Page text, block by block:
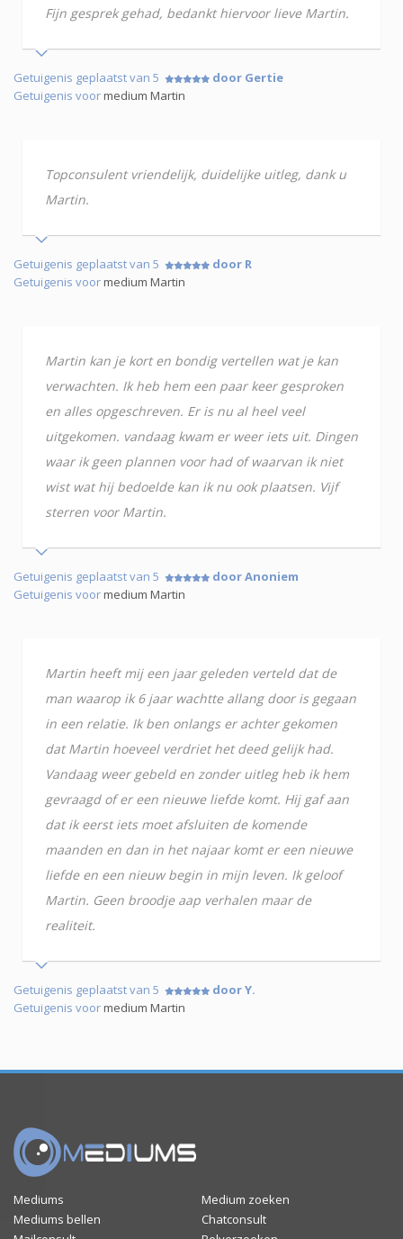
Fijn gesprek gehad, bedankt hiervoor lieve Martin.
Getuigenis geplaatst van 5
door Gertie
Getuigenis voormedium Martin
Topconsulent vriendelijk, duidelijke uitleg, dank u
Martin.
Getuigenis geplaatst van 5
door R
Getuigenis voormedium Martin
Martin kan je kort en bondig vertellen wat je kan
verwachten. Ik heb hem een paar keer gesproken
en alles opgeschreven. Er is nu al heel veel
uitgekomen. vandaag kwam er weer iets uit. Dingen
waar ik geen plannen voor had of waarvan ik niet
wist wat hij bedoelde kan ik nu ook plaatsen. Vijf
sterren voor Martin.
Getuigenis geplaatst van 5
door Anoniem
Getuigenis voormedium Martin
Martin heeft mij een jaar geleden verteld dat de
man waarop ik 6 jaar wachtte allang door is gegaan
in een relatie. Ik ben onlangs er achter gekomen
dat Martin hoeveel verdriet het deed gelijk had.
Vandaag weer gebeld en zonder uitleg heb ik hem
gevraagd of er een nieuwe liefde komt. Hij gaf aan
dat ik eerst iets moet afsluiten de komende
maanden en dan in het najaar komt er een nieuwe
liefde en een nieuw begin in mijn leven. Ik geloof
Martin. Geen broodje aap verhalen maar de
realiteit.
Getuigenis geplaatst van 5
door Y.
Getuigenis voormedium Martin
Mediums
Medium zoeken
Mediums bellen
Chatconsult